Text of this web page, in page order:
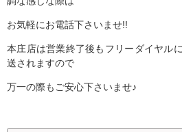
お気軽にお電話下さいませ!!
本庄店は営業終了後もフリーダイヤル
送されますので
万一の際もご安心下さいませ♪